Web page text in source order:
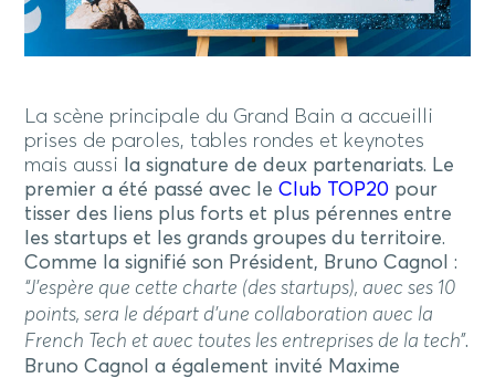
La scène principale du Grand Bain a accueilli
prises de paroles, tables rondes et keynotes
mais aussi
la signature de deux partenariats. Le
premier a été passé avec leClub TOP20 pour
tisser des liens plus forts et plus pérennes entre
les startups et les grands groupes du territoire.
Comme la signifié son Président, Bruno Cagnol :
“J’espère que cette charte (des startups), avec ses 10
points, sera le départ d’une collaboration avec la
French Tech et avec toutes les entreprises de la tech”.
Bruno Cagnol a également invité Maxime